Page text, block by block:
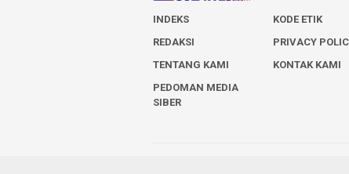
INDEKS KODE ETIK
REDAKSI
PRIVACY
TENTANG KAMI
KONTAK KAMI
PEDOMAN MEDIA
SIBER